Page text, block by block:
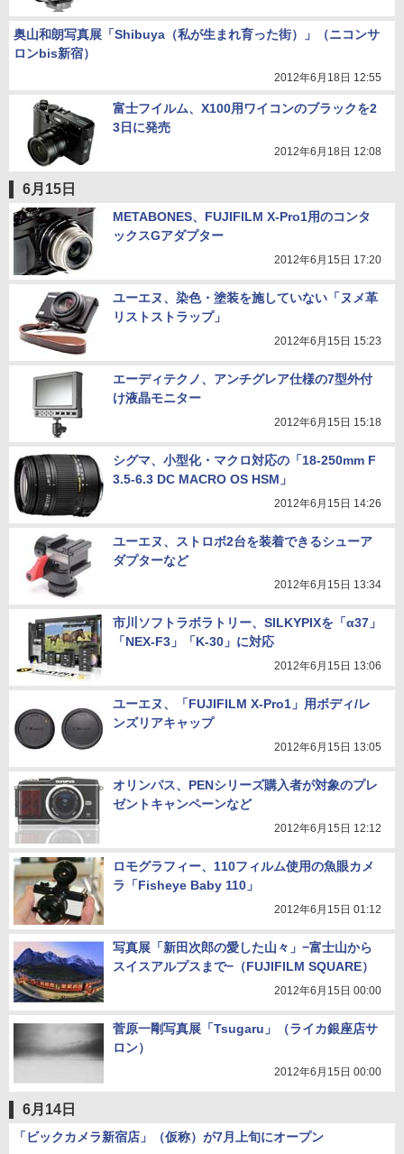
奥山和朗写真展「Shibuya（私が生まれ育った街）」（ニコンサ
ロンbis新宿）
2012年6月18日 12:55
富士フイルム、X100用ワイコンのブラックを2
3日に発売
2012年6月18日 12:08
6月15日
METABONES、FUJIFILM X-Pro1用のコンタ
ックスGアダプター
2012年6月15日 17:20
ユーエヌ、染色・塗装を施していない「ヌメ革
リストストラップ」
2012年6月15日 15:23
エーディテクノ、アンチグレア仕様の7型外付
け液晶モニター
2012年6月15日 15:18
シグマ、小型化・マクロ対応の「18-250mm F
3.5-6.3 DC MACRO OS HSM」
2012年6月15日 14:26
ユーエヌ、ストロボ2台を装着できるシューア
ダプターなど
2012年6月15日 13:34
市川ソフトラボラトリー、SILKYPIXを「α37」
「NEX-F3」「K-30」に対応
2012年6月15日 13:06
ユーエヌ、「FUJIFILM X-Pro1」用ボディ/レ
ンズリアキャップ
2012年6月15日 13:05
オリンパス、PENシリーズ購入者が対象のプレ
ゼントキャンペーンなど
2012年6月15日 12:12
ロモグラフィー、110フィルム使用の魚眼カメ
ラ「Fisheye Baby 110」
2012年6月15日 01:12
写真展「新田次郎の愛した山々」−富士山から
スイスアルプスまで−（FUJIFILM SQUARE）
2012年6月15日 00:00
菅原一剛写真展「Tsugaru」（ライカ銀座店サ
ロン）
2012年6月15日 00:00
6月14日
「ビックカメラ新宿店」（仮称）が7月上旬にオープン